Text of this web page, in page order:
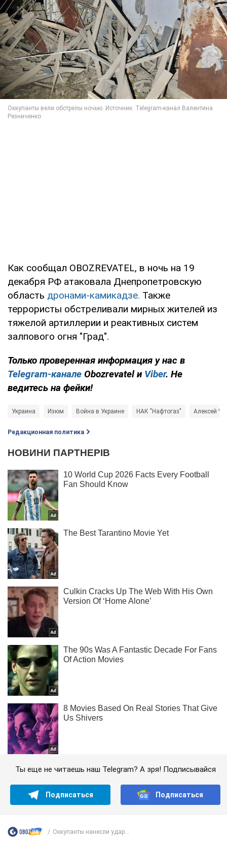
Как сообщал OBOZREVATEL, в ночь на 19
декабря РФ атаковала Днепропетровскую
область дронами-камикадзе. Также
террористы обстреливали мирных жителей из
тяжелой артиллерии и реактивных систем
залпового огня "Град".
Только проверенная информация у нас в
Telegram-канале Obozrevatel и Viber. Не
ведитесь на фейки!
Украина Изюм Война в Украине НАК "Нафтогаз" Алексей
Редакционная политика
Ты еще не читаешь наш Telegram? А зря! Подписывайся
Подписаться Подписаться
Оккупанты нанесли удар...